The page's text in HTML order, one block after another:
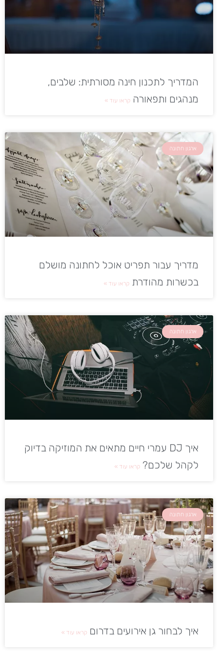
המדריך לתכנון חינה מסורתית: שלבים,
מנהגים ותפאורה קראו עוד »
ארגון חתונה
מדריך עבור תפריט אוכל לחתונה מושלם
בכשרות מהודרת קראו עוד »
ארגון חתונה
איך DJ עמרי חיים מתאים את המוזיקה בדיוק
לקהל שלכם? קראו עוד »
ארגון חתונה
איך לבחור גן אירועים בדרום קראו עוד »